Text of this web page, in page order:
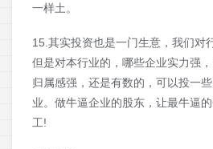
一样土。
15.其实投资也是一门生意，我们对
但是对本行业的，哪些企业实力强
归属感强，还是有数的，可以投一
业。做牛逼企业的股东，让最牛逼
工!